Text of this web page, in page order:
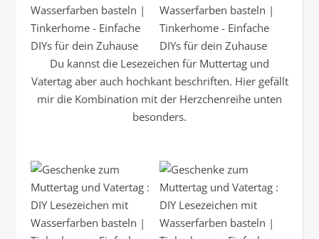
Du kannst die Lesezeichen für Muttertag und
Vatertag aber auch hochkant beschriften. Hier gefällt
mir die Kombination mit der Herzchenreihe unten
besonders.